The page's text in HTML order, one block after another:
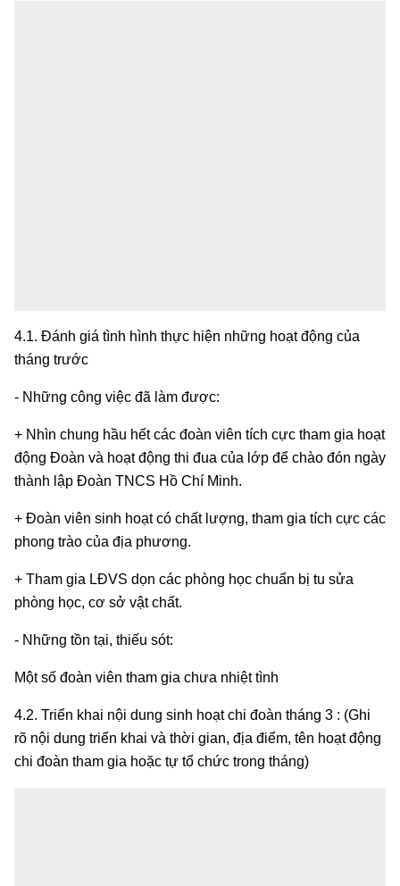
4.1. Đánh giá tình hình thực hiện những hoạt động của
tháng trước
- Những công việc đã làm được:
+ Nhìn chung hầu hết các đoàn viên tích cực tham gia hoạt
động Đoàn và hoạt động thi đua của lớp để chào đón ngày
thành lập Đoàn TNCS Hồ Chí Minh.
+ Đoàn viên sinh hoạt có chất lượng, tham gia tích cực các
phong trào của địa phương.
+ Tham gia LĐVS dọn các phòng học chuẩn bị tu sửa
phòng học, cơ sở vật chất.
- Những tồn tại, thiếu sót:
Một số đoàn viên tham gia chưa nhiệt tình
4.2. Triển khai nội dung sinh hoạt chi đoàn tháng 3 : (Ghi
rõ nội dung triển khai và thời gian, địa điểm, tên hoạt động
chi đoàn tham gia hoặc tự tổ chức trong tháng)